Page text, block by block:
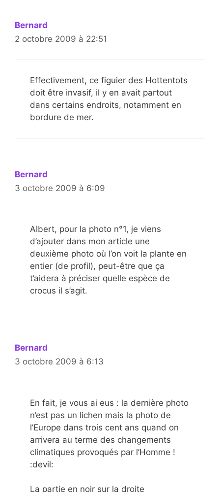
Bernard
2 octobre 2009 à 22:51
Effectivement, ce figuier des Hottentots
doit être invasif, il y en avait partout
dans certains endroits, notamment en
bordure de mer.
Bernard
3 octobre 2009 à 6:09
Albert, pour la photo n°1, je viens
d’ajouter dans mon article une
deuxième photo où l’on voit la plante en
entier (de profil), peut-être que ça
t’aidera à préciser quelle espèce de
crocus il s’agit.
Bernard
3 octobre 2009 à 6:13
En fait, je vous ai eus : la dernière photo
n’est pas un lichen mais la photo de
l’Europe dans trois cent ans quand on
arrivera au terme des changements
climatiques provoqués par l’Homme !
:devil:
La partie en noir sur la droite